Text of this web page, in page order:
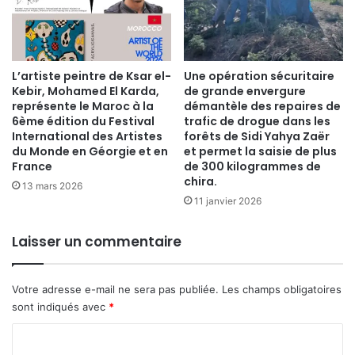
​L’artiste peintre de Ksar el-
Kebir, Mohamed El Karda,
représente le Maroc à la
6ème édition du Festival
International des Artistes
du Monde en Géorgie et en
France
13 mars 2026
Une opération sécuritaire
de grande envergure
démantèle des repaires de
trafic de drogue dans les
forêts de Sidi Yahya Zaër
et permet la saisie de plus
de 300 kilogrammes de
chira.
11 janvier 2026
Laisser un commentaire
Votre adresse e-mail ne sera pas publiée. Les champs obligatoires
sont indiqués avec *